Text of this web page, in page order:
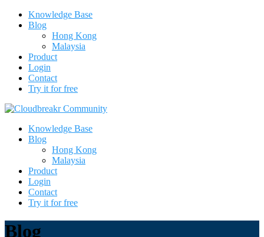
Knowledge Base
Blog
Hong Kong
Malaysia
Product
Login
Contact
Try it for free
Knowledge Base
Blog
Hong Kong
Malaysia
Product
Login
Contact
Try it for free
Blog